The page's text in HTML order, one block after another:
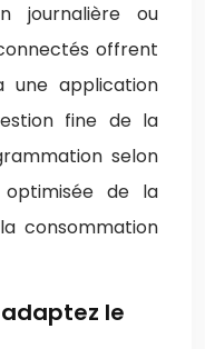
journalière ou
offrent
une application
fine de la
selon
optimisée de la
consommation
le